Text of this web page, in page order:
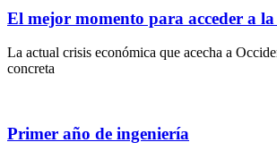
El mejor momento para acceder a
La actual crisis económica que acecha a
concreta
Primer año de ingeniería